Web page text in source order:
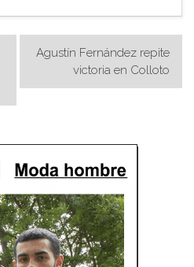
Agustín Fernández repite
victoria en Colloto